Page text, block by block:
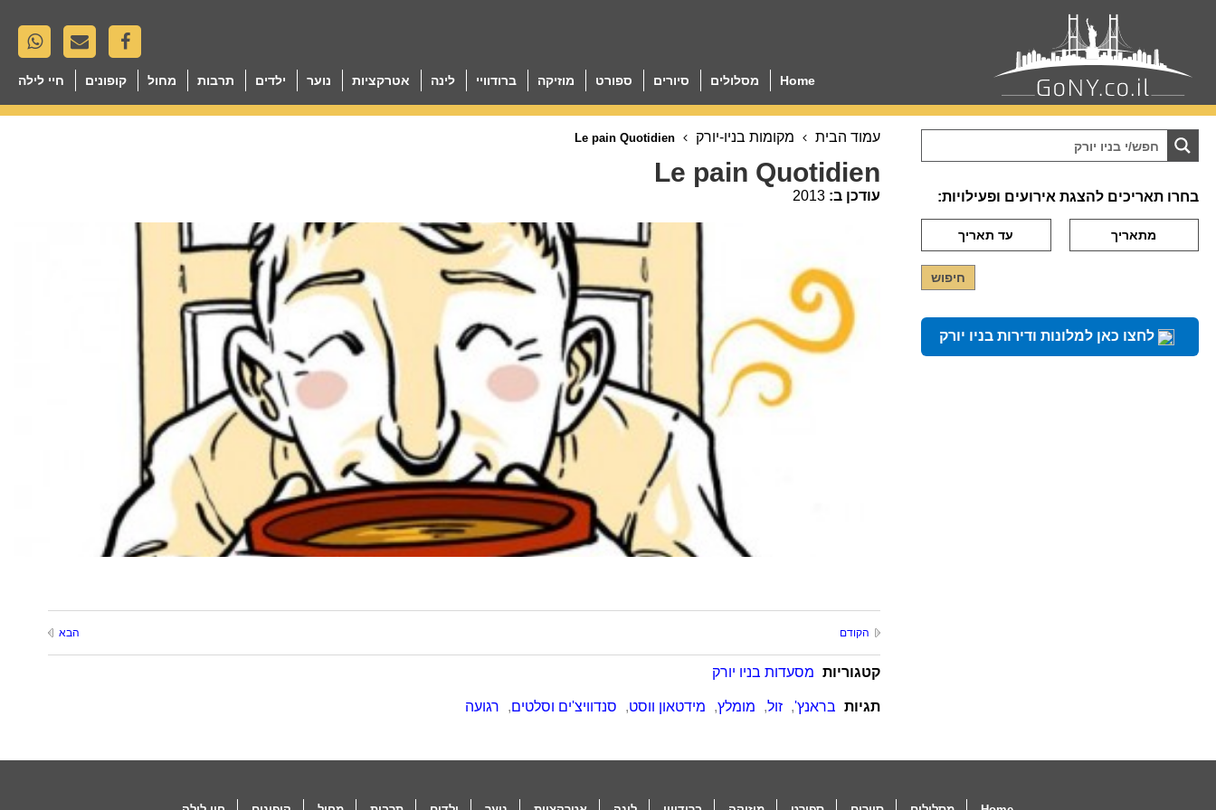
Home מסלולים סיורים ספורט מוזיקה ברודוויי לינה אטרקציות נוער ילדים תרבות מחול קופונים חיי לילה
עמוד הבית מקומות בניו-יורק
Le pain Quotidien
עודכן ב: 2013
הקודם הבא
קטגוריות מסעדות בניו יורק
תגיות בראנץ', זול, מומלץ, מידטאון ווסט, סנדוויצ'ים וסלטים, רגועה
בחרו תאריכים להצגת אירועים ופעילויות:
לחצו כאן למלונות ודירות בניו יורק